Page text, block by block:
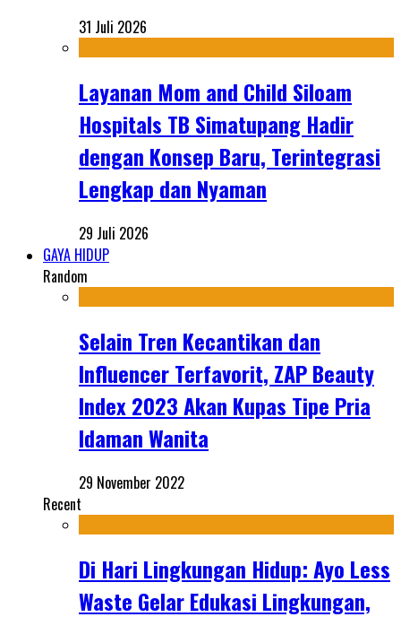
31 Juli 2026
Layanan Mom and Child Siloam
Hospitals TB Simatupang Hadir
dengan Konsep Baru, Terintegrasi
Lengkap dan Nyaman
29 Juli 2026
GAYA HIDUP
Random
Selain Tren Kecantikan dan
Influencer Terfavorit, ZAP Beauty
Index 2023 Akan Kupas Tipe Pria
Idaman Wanita
29 November 2022
Recent
Di Hari Lingkungan Hidup: Ayo Less
Waste Gelar Edukasi Lingkungan,